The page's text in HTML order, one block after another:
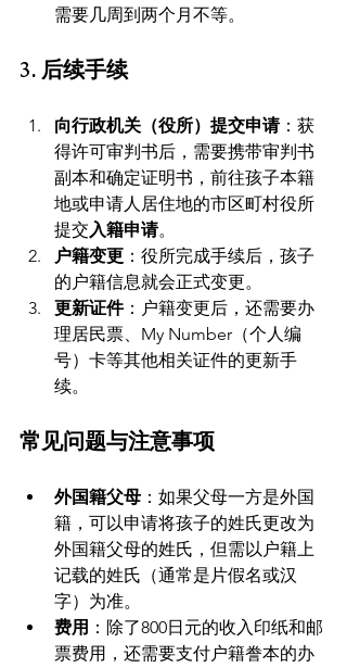
需要几周到两个月不等。
3. 后续手续
向行政机关（役所）提交申请：获
得许可审判书后，需要携带审判书
副本和确定证明书，前往孩子本籍
地或申请人居住地的市区町村役所
提交入籍申请。
户籍变更 ：役所完成手续后，孩子
的户籍信息就会正式变更。
更新证件：户籍变更后，还需要办
理居民票、My Number（个人编
号）卡等其他相关证件的更新手
续。
常见问题与注意事项
外国籍父母 ：如果父母一方是外国
籍，可以申请将孩子的姓氏更改为
外国籍父母的姓氏，但需以户籍上
记载的姓氏（通常是片假名或汉
字）为准。
费用 ：除了800日元的收入印纸和邮
票费用，还需要支付户籍誊本的办